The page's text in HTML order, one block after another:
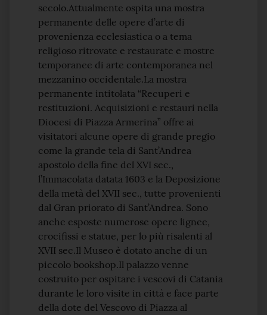
secolo.Attualmente ospita una mostra
permanente delle opere d’arte di
provenienza ecclesiastica o a tema
religioso ritrovate e restaurate e mostre
temporanee di arte contemporanea nel
mezzanino occidentale.La mostra
permanente intitolata “Recuperi e
restituzioni. Acquisizioni e restauri nella
Diocesi di Piazza Armerina” offre ai
visitatori alcune opere di grande pregio
come la grande tela di Sant’Andrea
apostolo della fine del XVI sec.,
l’Immacolata datata 1603 e la Deposizione
della metà del XVII sec., tutte provenienti
dal Gran priorato di Sant’Andrea. Sono
anche esposte numerose opere lignee,
crocifissi e statue, per lo più risalenti al
XVII sec.Il Museo è dotato anche di un
piccolo bookshop.Il palazzo venne
costruito per ospitare i vescovi di Catania
durante le loro visite in città e face parte
della dote del Vescovo di Piazza al